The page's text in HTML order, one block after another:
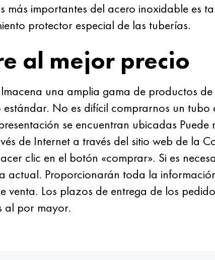
más importantes del acero inoxidable es
protector especial de las tuberías.
al mejor precio
una amplia gama de productos
No es difícil comprarnos un
se encuentran ubicadas
de Internet a través del sitio web de la
clic en el botón «comprar». Si es
actual. Proporcionarán toda la
venta. Los plazos de entrega de los
al por mayor.